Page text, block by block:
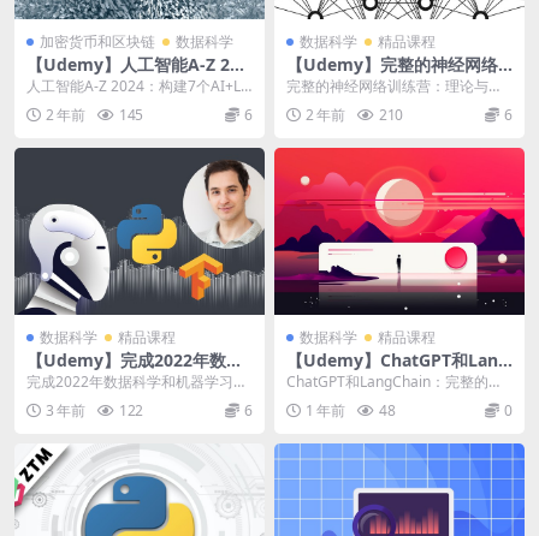
加密货币和区块链 数据科学
【Udemy】人工智能A-Z 202
4：构建7个AI+LLM和ChatG
PT
人工智能A-Z 2024：构建7个AI+LL
M和ChatGPT | Artifi...
2 年前 145 6
数据科学 精品课程
【Udemy】完整的神经网络
训练营：理论与应用
完整的神经网络训练营：理论与应
用 | The Complete Neural N...
2 年前 210 6
数据科学 精品课程
【Udemy】完成2022年数据
科学和机器学习训练营
完成2022年数据科学和机器学习训
练营 | Complete 2022 Data...
3 年前 122 6
数据科学 精品课程
【Udemy】ChatGPT和Lang
Chain：完整的开发大师课程
ChatGPT和LangChain：完整的开
发大师课程 | ChatGPT an...
1 年前 48 0